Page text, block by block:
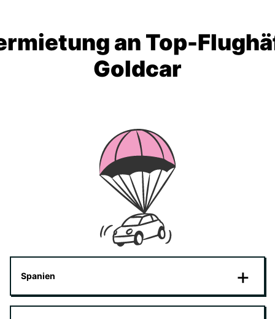
an Top-
Goldcar
Spanien